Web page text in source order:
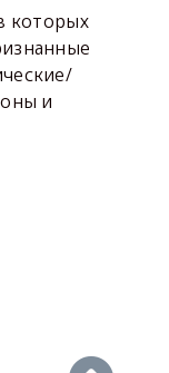
которых
и